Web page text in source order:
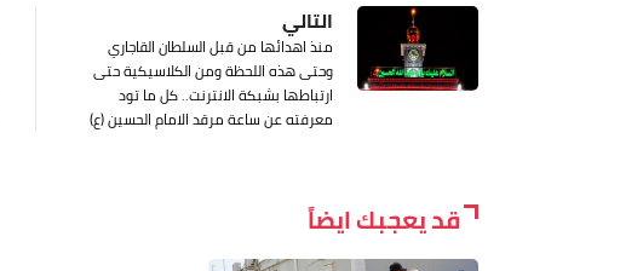
التالي
منذ اهدائها من قبل السلطان القاجاري
وحتى هذه اللحظة ومن الكلاسيكية حتى
ارتباطها بشبكة الانترنت.. كل ما تود
معرفته عن ساعة مرقد الامام الحسين (ع)
قد يعجبك ايضاً